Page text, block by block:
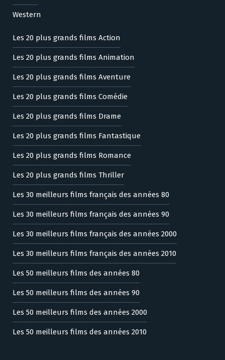
Western
Les 20 plus grands films Action
Les 20 plus grands films Animation
Les 20 plus grands films Aventure
Les 20 plus grands films Comédie
Les 20 plus grands films Drame
Les 20 plus grands films Fantastique
Les 20 plus grands films Romance
Les 20 plus grands films Thriller
Les 30 meilleurs films français des années 80
Les 30 meilleurs films français des années 90
Les 30 meilleurs films français des années 2000
Les 30 meilleurs films français des années 2010
Les 50 meilleurs films des années 80
Les 50 meilleurs films des années 90
Les 50 meilleurs films des années 2000
Les 50 meilleurs films des années 2010